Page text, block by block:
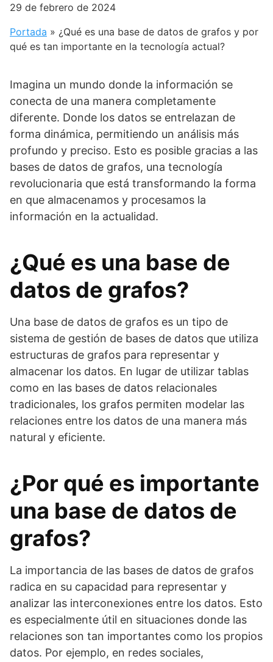
29 de febrero de 2024
Portada » ¿Qué es una base de datos de grafos y por
qué es tan importante en la tecnología actual?
Imagina un mundo donde la información se
conecta de una manera completamente
diferente. Donde los datos se entrelazan de
forma dinámica, permitiendo un análisis más
profundo y preciso. Esto es posible gracias a las
bases de datos de grafos, una tecnología
revolucionaria que está transformando la forma
en que almacenamos y procesamos la
información en la actualidad.
¿Qué es una base de
datos de grafos?
Una base de datos de grafos es un tipo de
sistema de gestión de bases de datos que utiliza
estructuras de grafos para representar y
almacenar los datos. En lugar de utilizar tablas
como en las bases de datos relacionales
tradicionales, los grafos permiten modelar las
relaciones entre los datos de una manera más
natural y eficiente.
¿Por qué es importante
una base de datos de
grafos?
La importancia de las bases de datos de grafos
radica en su capacidad para representar y
analizar las interconexiones entre los datos. Esto
es especialmente útil en situaciones donde las
relaciones son tan importantes como los propios
datos. Por ejemplo, en redes sociales,